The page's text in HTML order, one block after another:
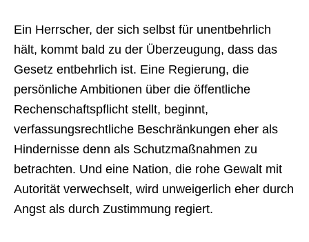
Ein Herrscher, der sich selbst für unentbehrlich
hält, kommt bald zu der Überzeugung, dass das
Gesetz entbehrlich ist. Eine Regierung, die
persönliche Ambitionen über die öffentliche
Rechenschaftspflicht stellt, beginnt,
verfassungsrechtliche Beschränkungen eher als
Hindernisse denn als Schutzmaßnahmen zu
betrachten. Und eine Nation, die rohe Gewalt mit
Autorität verwechselt, wird unweigerlich eher durch
Angst als durch Zustimmung regiert.